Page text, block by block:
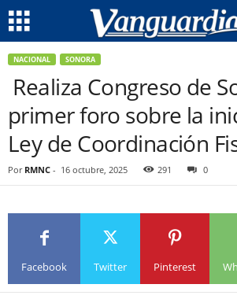
NACIONAL SONORA
Realiza Congreso de
primer foro sobre la
Ley de Coordinación
Por RMNC - 16 octubre, 2025 291 0
Facebook Twitter Pinterest